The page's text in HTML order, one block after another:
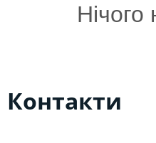
Контакти